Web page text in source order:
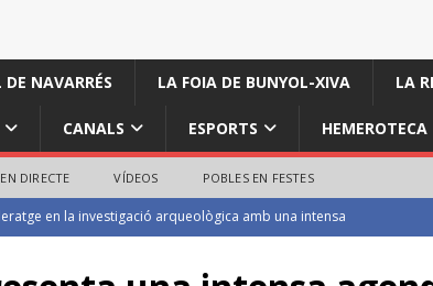
NAVARRÉS LA FOIA DE BUNYOL-XIVA LA
CANALS ESPORTS HEMEROTECA
DIRECTE VÍDEOS POBLES EN FESTES
categoria local de la Volta a Peu de les Festes de Turís